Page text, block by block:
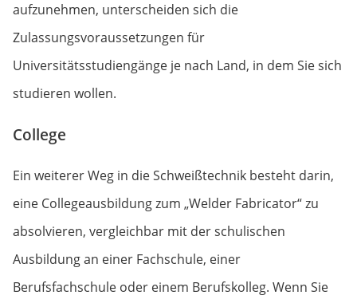
aufzunehmen, unterscheiden sich die
Zulassungsvoraussetzungen für
Universitätsstudiengänge je nach Land, in dem Sie sich
studieren wollen.
College
Ein weiterer Weg in die Schweißtechnik besteht darin,
eine Collegeausbildung zum „Welder Fabricator“ zu
absolvieren, vergleichbar mit der schulischen
Ausbildung an einer Fachschule, einer
Berufsfachschule oder einem Berufskolleg. Wenn Sie